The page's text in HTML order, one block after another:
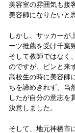
美容室の雰囲気も接
美容師になりたいと
しかし、サッカーが
ーツ推薦を受け千葉
そして教師ではなく
のですが、ピンと来
高校生の時に美容師
ちを諦めきれず、当
したが自分の意志を
決意しました。
そして、地元神栖市